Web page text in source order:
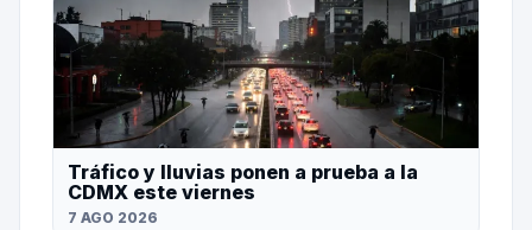
Tráfico y lluvias ponen a prueba a la
CDMX este viernes
7 AGO 2026